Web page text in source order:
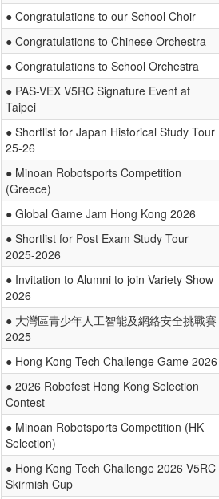
● Congratulations to our School Choir
● Congratulations to Chinese Orchestra
● Congratulations to School Orchestra
● PAS-VEX V5RC Signature Event at
Taipei
● Shortlist for Japan Historical Study Tour
25-26
● Minoan Robotsports Competition
(Greece)
● Global Game Jam Hong Kong 2026
● Shortlist for Post Exam Study Tour
2025-2026
● Invitation to Alumni to join Variety Show
2026
● 大灣區青少年人工智能及網絡安全挑戰賽
2025
● Hong Kong Tech Challenge Game 2026
● 2026 Robofest Hong Kong Selection
Contest
● Minoan Robotsports Competition (HK
Selection)
● Hong Kong Tech Challenge 2026 V5RC
Skirmish Cup